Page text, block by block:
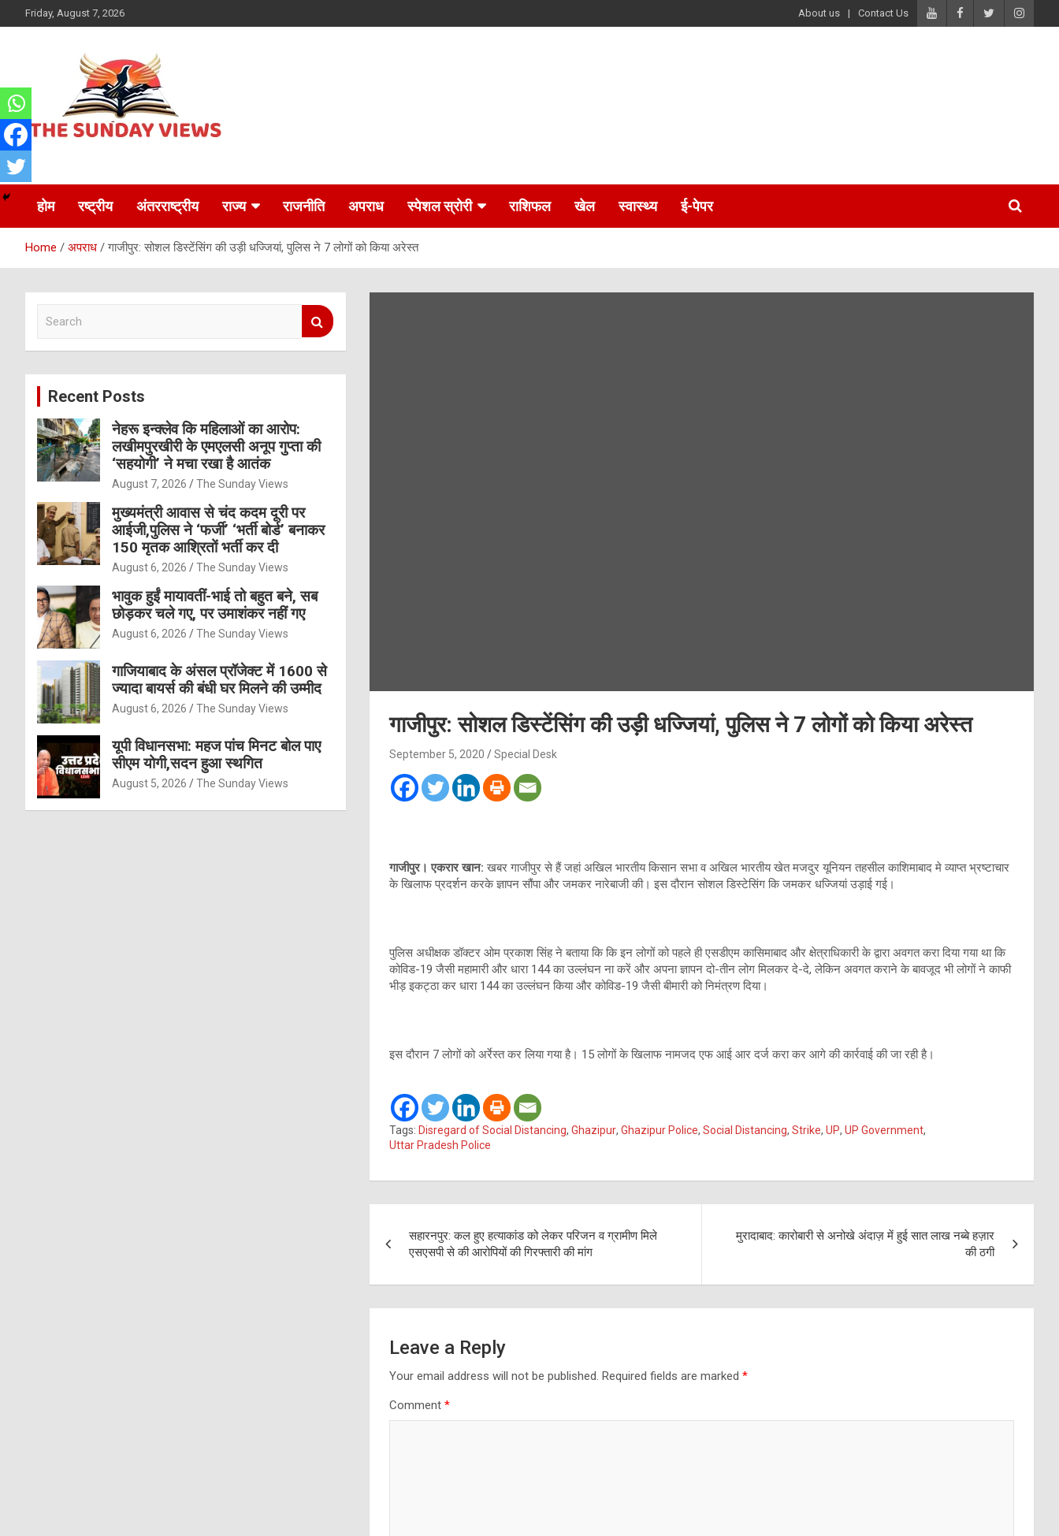
to
Friday, August 7, 2026 About us Contact Us
The Sunday views
होम रष्ट्रीय अंतरराष्ट्रीय राज्य राजनीति अपराध स्पेशल स्रोरी राशिफल खेल स्वास्थ्य ई-पेपर
Home अपराध गाजीपुर: सोशल डिस्टेंसिंग की उड़ी धज्जियां, पुलिस ने 7 लोगों को किया अरेस्त
गाजीपुर: सोशल डिस्टेंसिंग की उड़ी धज्जियां, पुलिस ने 7 लोगों को किया अरेस्त
September 5, 2020 Special Desk
गाजीपुर। एकरार खान:खबर गाजीपुर से हैं जहां अखिल भारतीय किसान सभा व अखिल भारतीय खेत मजदुर यूनियन तहसील काशिमाबाद मे व्याप्त भ्रष्टाचार
के खिलाफ प्रदर्शन करके ज्ञापन सौंपा और जमकर नारेबाजी की। इस दौरान सोशल डिस्टेसिंग कि जमकर धज्जियां उड़ाई गई।
पुलिस अधीक्षक डॉक्टर ओम प्रकाश सिंह ने बताया कि कि इन लोगों को पहले ही एसडीएम कासिमाबाद और क्षेत्राधिकारी के द्वारा अवगत करा दिया गया था कि
कोविड-19 जैसी महामारी और धारा 144 का उल्लंघन ना करें और अपना ज्ञापन दो-तीन लोग मिलकर दे-दे, लेकिन अवगत कराने के बावजूद भी लोगों ने काफी
भीड़ इकट्ठा कर धारा 144 का उल्लंघन किया और कोविड-19 जैसी बीमारी को निमंत्रण दिया।
इस दौरान 7 लोगों को अर्रेस्त कर लिया गया है। 15 लोगों के खिलाफ नामजद एफ आई आर दर्ज करा कर आगे की कार्रवाई की जा रही है।
Tags: Disregard of Social Distancing, Ghazipur, Ghazipur Police, Social Distancing, Strike, UP, UP Government,
Uttar Pradesh Police
navigation
सहारनपुर: कल हुए हत्याकांड को लेकर परिजन व ग्रामीण मिले
एसएसपी से की आरोपियों की गिरफ्तारी की मांग
मुरादाबाद: कारोबारी से अनोखे अंदाज़ में हुई सात लाख नब्बे हज़ार
की ठगी
Leave a Reply
Your email address will not be published. Required fields are marked *
Comment *
c
Recent Posts
नेहरू इन्क्लेव कि महिलाओं का आरोप:
लखीमपुरखीरी के एमएलसी अनूप गुप्ता की
‘सहयोगी’ ने मचा रखा है आतंक
August 7, 2026 The Sunday Views
मुख्यमंत्री आवास से चंद कदम दूरी पर
आईजी,पुलिस ने ‘फर्जी’ ‘भर्ती बोर्ड’ बनाकर
150 मृतक आश्रितों भर्ती कर दी
August 6, 2026 The Sunday Views
भावुक हुईं मायावतीं-भाई तो बहुत बने, सब
छोड़कर चले गए, पर उमाशंकर नहीं गए
August 6, 2026 The Sunday Views
गाजियाबाद के अंसल प्रॉजेक्ट में 1600 से
ज्यादा बायर्स की बंधी घर मिलने की उम्मीद
August 6, 2026 The Sunday Views
यूपी विधानसभा: महज पांच मिनट बोल पाए
सीएम योगी,सदन हुआ स्थगित
August 5, 2026 The Sunday Views